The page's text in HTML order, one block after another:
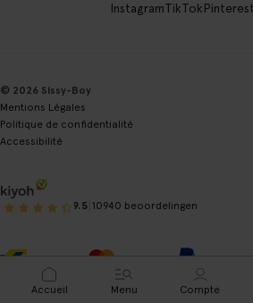
InstagramTikTokPinterest
© 2026 Sissy-Boy
Mentions Légales
Politique de confidentialité
Accessibilité
9.5 10940 beoordelingen
Accueil Menu Compte